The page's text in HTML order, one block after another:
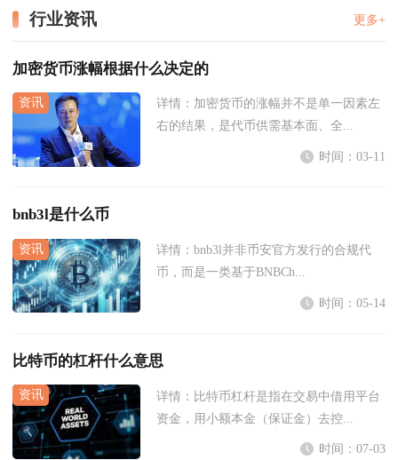
行业资讯 更多+
加密货币涨幅根据什么决定的
详情： 加密货币的涨幅并不是单一因素左
右的结果，是代币供需基本面、全...
时间：03-11
bnb3l是什么币
详情： bnb3l并非币安官方发行的合规代
币，而是一类基于BNBCh...
时间：05-14
比特币的杠杆什么意思
详情： 比特币杠杆是指在交易中借用平台
资金，用小额本金（保证金）去控...
时间：07-03